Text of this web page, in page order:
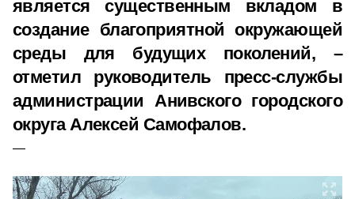
является существенным вкладом в
создание благоприятной окружающей
среды для будущих поколений, –
отметил руководитель пресс-службы
администрации Анивского городского
округа Алексей Самофалов.